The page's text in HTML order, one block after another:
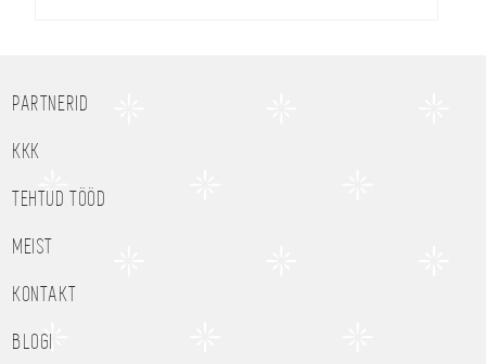
PARTNERID
KKK
TEHTUD TÖÖD
MEIST
KONTAKT
BLOGI